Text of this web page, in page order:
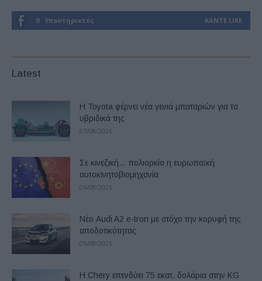
0 Υποστηρικτές ΚΆΝΤΕ LIKE
Latest
Η Toyota φέρνει νέα γενιά μπαταριών για τα
υβριδικά της
07/08/2026
Σε κινεζική… πολιορκία η ευρωπαϊκή
αυτοκινητοβιομηχανία
06/08/2026
Νέο Audi A2 e-tron με στόχο την κορυφή της
αποδοτικότητας
05/08/2026
Η Chery επενδύει 75 εκατ. δολάρια στην KG